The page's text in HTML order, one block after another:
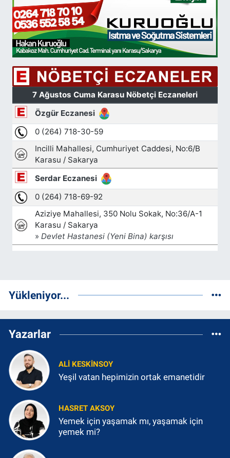
Yükleniyor...
Yazarlar
ALI KESKINSOY
Yeşil vatan hepimizin ortak emanetidir
HASRET AKSOY
Yemek için yaşamak mı, yaşamak için
yemek mi?